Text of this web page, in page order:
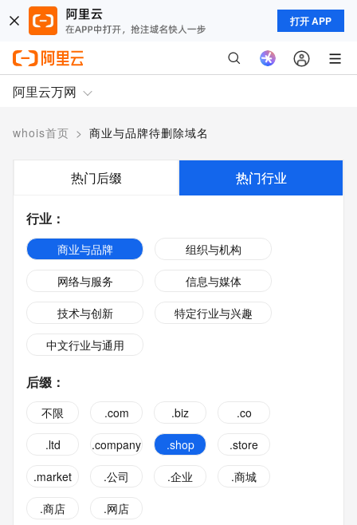
打开 APP
阿里云万网
whois首页 > 商业与品牌待删除域名
热门后缀 热门行业
行业 ：
商业与品牌
组织与机构
网络与服务
信息与媒体
技术与创新
特定行业与兴趣
中文行业与通用
后缀 ：
不限 .com .biz
.co
.ltd
.company .shop
.store
.market
.公司 .企业
.商城
.商店
.网店